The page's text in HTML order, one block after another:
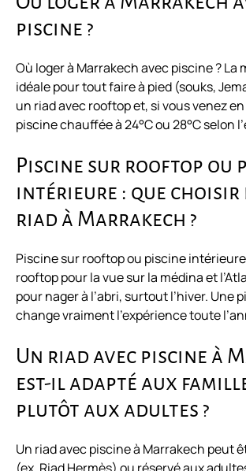
piscine ?
Où loger à Marrakech avec piscine ? La
idéale pour tout faire à pied (souks,
un riad avec rooftop et, si vous venez
piscine chauffée à 24°C ou 28°C selon
Piscine sur rooftop ou
intérieure : que choisir
riad à Marrakech ?
Piscine sur rooftop ou piscine
rooftop pour la vue sur la médina et
pour nager à l’abri, surtout l’hiver. Une
change vraiment l’expérience toute
Un riad avec piscine à
est-il adapté aux
plutôt aux adultes ?
Un riad avec piscine à Marrakech peut